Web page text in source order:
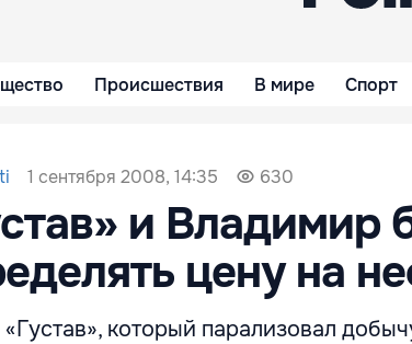
Происшествия В мире Спорт
1 сентября 2008, 14:35 630
и Владимир
цену на
«Густав», который парализовал